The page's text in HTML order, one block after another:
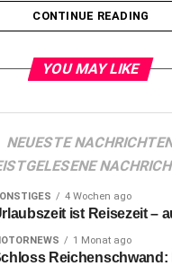
CONTINUE READING
YOU MAY LIKE
NEUESTE
4 Wochen ago
ist Reisezeit –
1 Monat ago
Reichenschwand: